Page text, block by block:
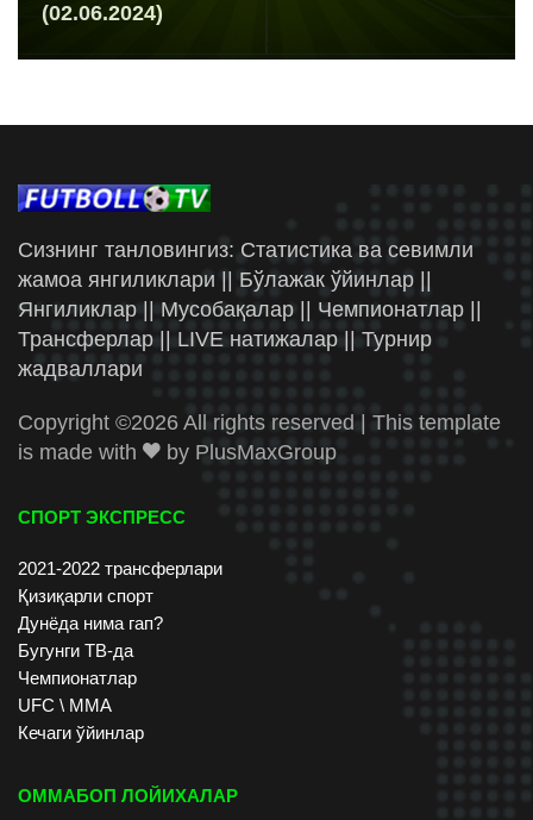
(02.06.2024)
Сизнинг танловингиз: Статистика ва севимли
жамоа янгиликлари || Бўлажак ўйинлар ||
Янгиликлар || Мусобақалар || Чемпионатлар ||
Трансферлар || LIVE натижалар || Турнир
жадваллари
Copyright ©2026 All rights reserved | This template
is made with
by PlusMaxGroup
СПОРТ ЭКСПРЕСС
2021-2022 трансферлари
Қизиқарли спорт
Дунёда нима гап?
Бугунги ТВ-да
Чемпионатлар
UFC \ ММА
Кечаги ўйинлар
ОММАБОП ЛОЙИХАЛАР